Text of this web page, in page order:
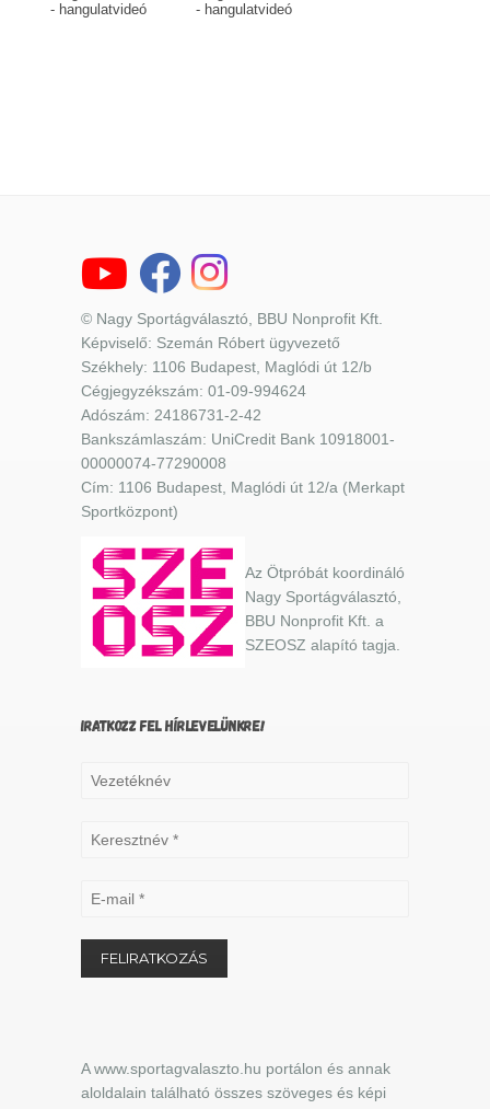
- hangulatvideó
- hangulatvideó
© Nagy Sportágválasztó, BBU Nonprofit Kft.
Képviselő: Szemán Róbert ügyvezető
Székhely: 1106 Budapest, Maglódi út 12/b
Cégjegyzékszám: 01-09-994624
Adószám: 24186731-2-42
Bankszámlaszám: UniCredit Bank 10918001-
00000074-77290008
Cím: 1106 Budapest, Maglódi út 12/a (Merkapt
Sportközpont)
Az Ötpróbát koordináló
Nagy Sportágválasztó,
BBU Nonprofit Kft. a
SZEOSZ alapító tagja.
IRATKOZZ FEL HÍRLEVELÜNKRE!
A www.sportagvalaszto.hu portálon és annak
aloldalain található összes szöveges és képi